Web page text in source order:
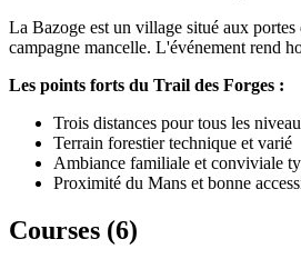
La Bazoge est un village situé aux portes
campagne mancelle. L'événement rend
Les points forts du Trail des Forges :
Trois distances pour tous les
Terrain forestier technique et varié
Ambiance familiale et conviviale
Proximité du Mans et bonne
Courses (6)